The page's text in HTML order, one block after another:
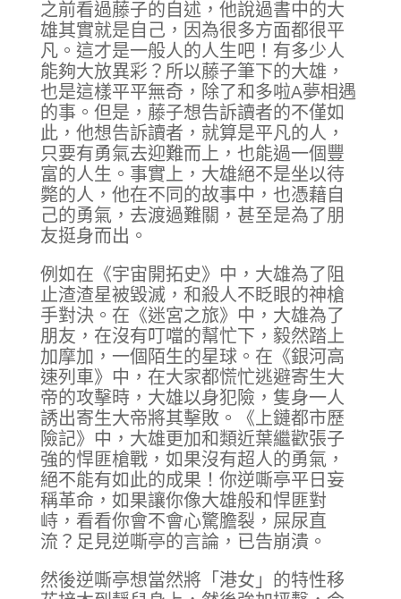
之前看過藤子的自述，他說過書中的大
雄其實就是自己，因為很多方面都很平
凡。這才是一般人的人生吧！有多少人
能夠大放異彩？所以藤子筆下的大雄，
也是這樣平平無奇，除了和多啦A夢相遇
的事。但是，藤子想告訴讀者的不僅如
此，他想告訴讀者，就算是平凡的人，
只要有勇氣去迎難而上，也能過一個豐
富的人生。事實上，大雄絕不是坐以待
斃的人，他在不同的故事中，也憑藉自
己的勇氣，去渡過難關，甚至是為了朋
友挺身而出。
例如在《宇宙開拓史》中，大雄為了阻
止渣渣星被毀滅，和殺人不眨眼的神槍
手對決。在《迷宮之旅》中，大雄為了
朋友，在沒有叮噹的幫忙下，毅然踏上
加摩加，一個陌生的星球。在《銀河高
速列車》中，在大家都慌忙逃避寄生大
帝的攻擊時，大雄以身犯險，隻身一人
誘出寄生大帝將其擊敗。《上鏈都市歷
險記》中，大雄更加和類近葉繼歡張子
強的悍匪槍戰，如果沒有超人的勇氣，
絕不能有如此的成果！你逆嘶亭平日妄
稱革命，如果讓你像大雄般和悍匪對
峙，看看你會不會心驚膽裂，屎尿直
流？足見逆嘶亭的言論，已告崩潰。
然後逆嘶亭想當然將「港女」的特性移